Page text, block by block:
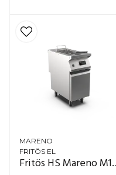
MARENO
FRITÖS EL
Fritös HS